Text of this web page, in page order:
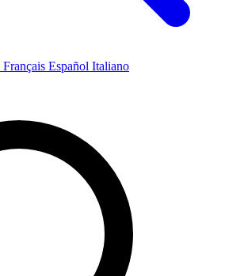
Français Español Italiano